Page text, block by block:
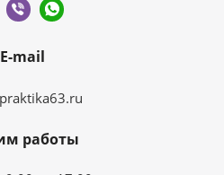
E-mail
работы